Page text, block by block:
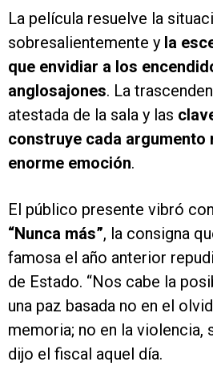
La película resuelve la
sobresalientemente y la
que envidiar a los
anglosajones. La
atestada de la sala y las
construye cada argumento
enorme emoción.
El público presente vibró
“Nunca más”, la consigna
famosa el año anterior
de Estado. “Nos cabe la
una paz basada no en el
memoria; no en la violencia,
dijo el fiscal aquel día.